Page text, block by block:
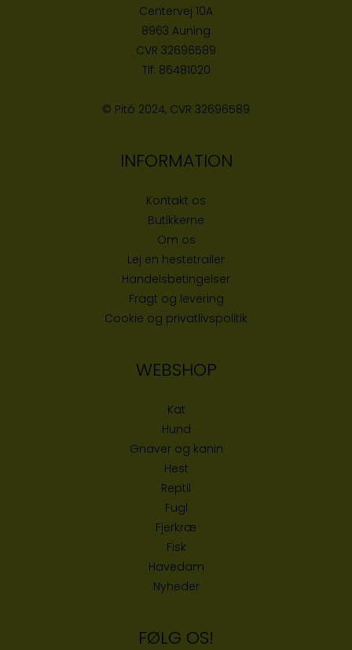
Centervej 10A
8963 Auning
CVR 32696589
Tlf: 86481020
© Pitó 2024, CVR 32696589
INFORMATION
Kontakt os
Butikkerne
Om os
Lej en hestetrailer
Handelsbetingelser
Fragt og levering
Cookie og privatlivspolitik
WEBSHOP
Kat
Hund
Gnaver og kanin
Hest
Reptil
Fugl
Fjerkræ
Fisk
Havedam
Nyheder
FØLG OS!